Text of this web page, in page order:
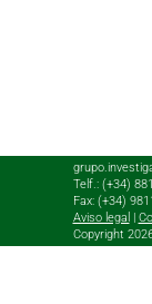
Telf.: (+34)
Fax: (+34)
Aviso legal
Copyright